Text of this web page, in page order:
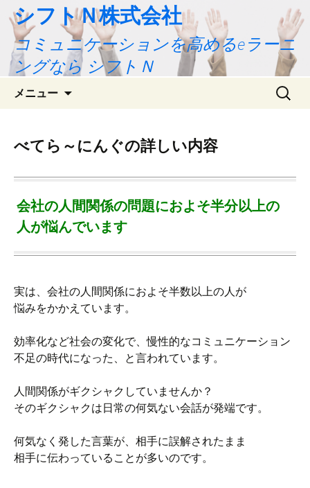
シフトＮ株式会社
コミュニケーションを高めるeラーニ
ングなら シフトＮ
メニュー
ツ
キ
ッ
プ
検
べてら～にんぐの詳しい内容
会社の人間関係の問題におよそ半分以上の
人が悩んでいます
実は、会社の人間関係におよそ半数以上の人が
悩みをかかえています。
効率化など社会の変化で、慢性的なコミュニケーション
不足の時代になった、と言われています。
人間関係がギクシャクしていませんか？
そのギクシャクは日常の何気ない会話が発端です。
何気なく発した言葉が、相手に誤解されたまま
相手に伝わっていることが多いのです。